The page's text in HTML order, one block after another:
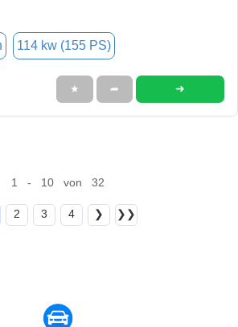
114 kw (155 PS)
★ ➦ ➜
1 - 10 von 32
2 3 4 ❯ ❯❯